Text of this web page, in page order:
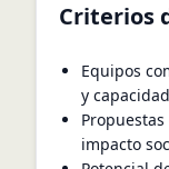
Criterios
Equipos
y
impacto